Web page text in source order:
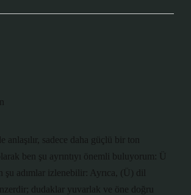
sadece daha güçlü bir ton
ben şu ayrıntıyı önemli buluyorum: Ü
şu adımlar izlenebilir: Ayrıca, (Ü) dil
dudaklar yuvarlak ve öne doğru